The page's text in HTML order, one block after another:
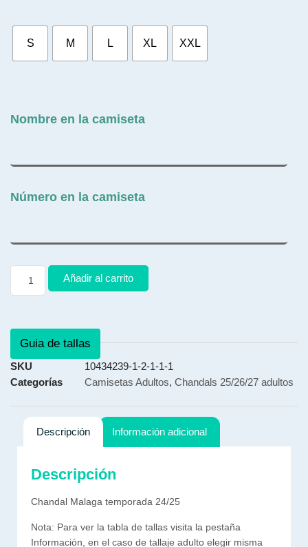
S M L XL XXL
Nombre en la camiseta
Número en la camiseta
Añadir al carrito
Guia de tallas
SKU
10434239-1-2-1-1-1
Categorías
Camisetas Adultos, Chandals 25/26/27 adultos
Descripción Información adicional
Descripción
Chandal Malaga temporada 24/25
Nota: Para ver la tabla de tallas visita la pestaña
Información, en el caso de tallaje adulto elegir misma